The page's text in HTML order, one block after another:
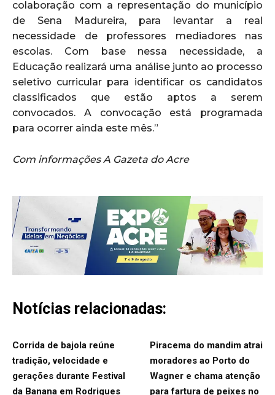
colaboração com a representação do município
de Sena Madureira, para levantar a real
necessidade de professores mediadores nas
escolas. Com base nessa necessidade, a
Educação realizará uma análise junto ao processo
seletivo curricular para identificar os candidatos
classificados que estão aptos a serem
convocados. A convocação está programada
para ocorrer ainda este mês.”
Com informações A Gazeta do Acre
Notícias relacionadas:
Corrida de bajola reúne
tradição, velocidade e
gerações durante Festival
da Banana em Rodrigues
Piracema do mandim atrai
moradores ao Porto do
Wagner e chama atenção
para fartura de peixes no